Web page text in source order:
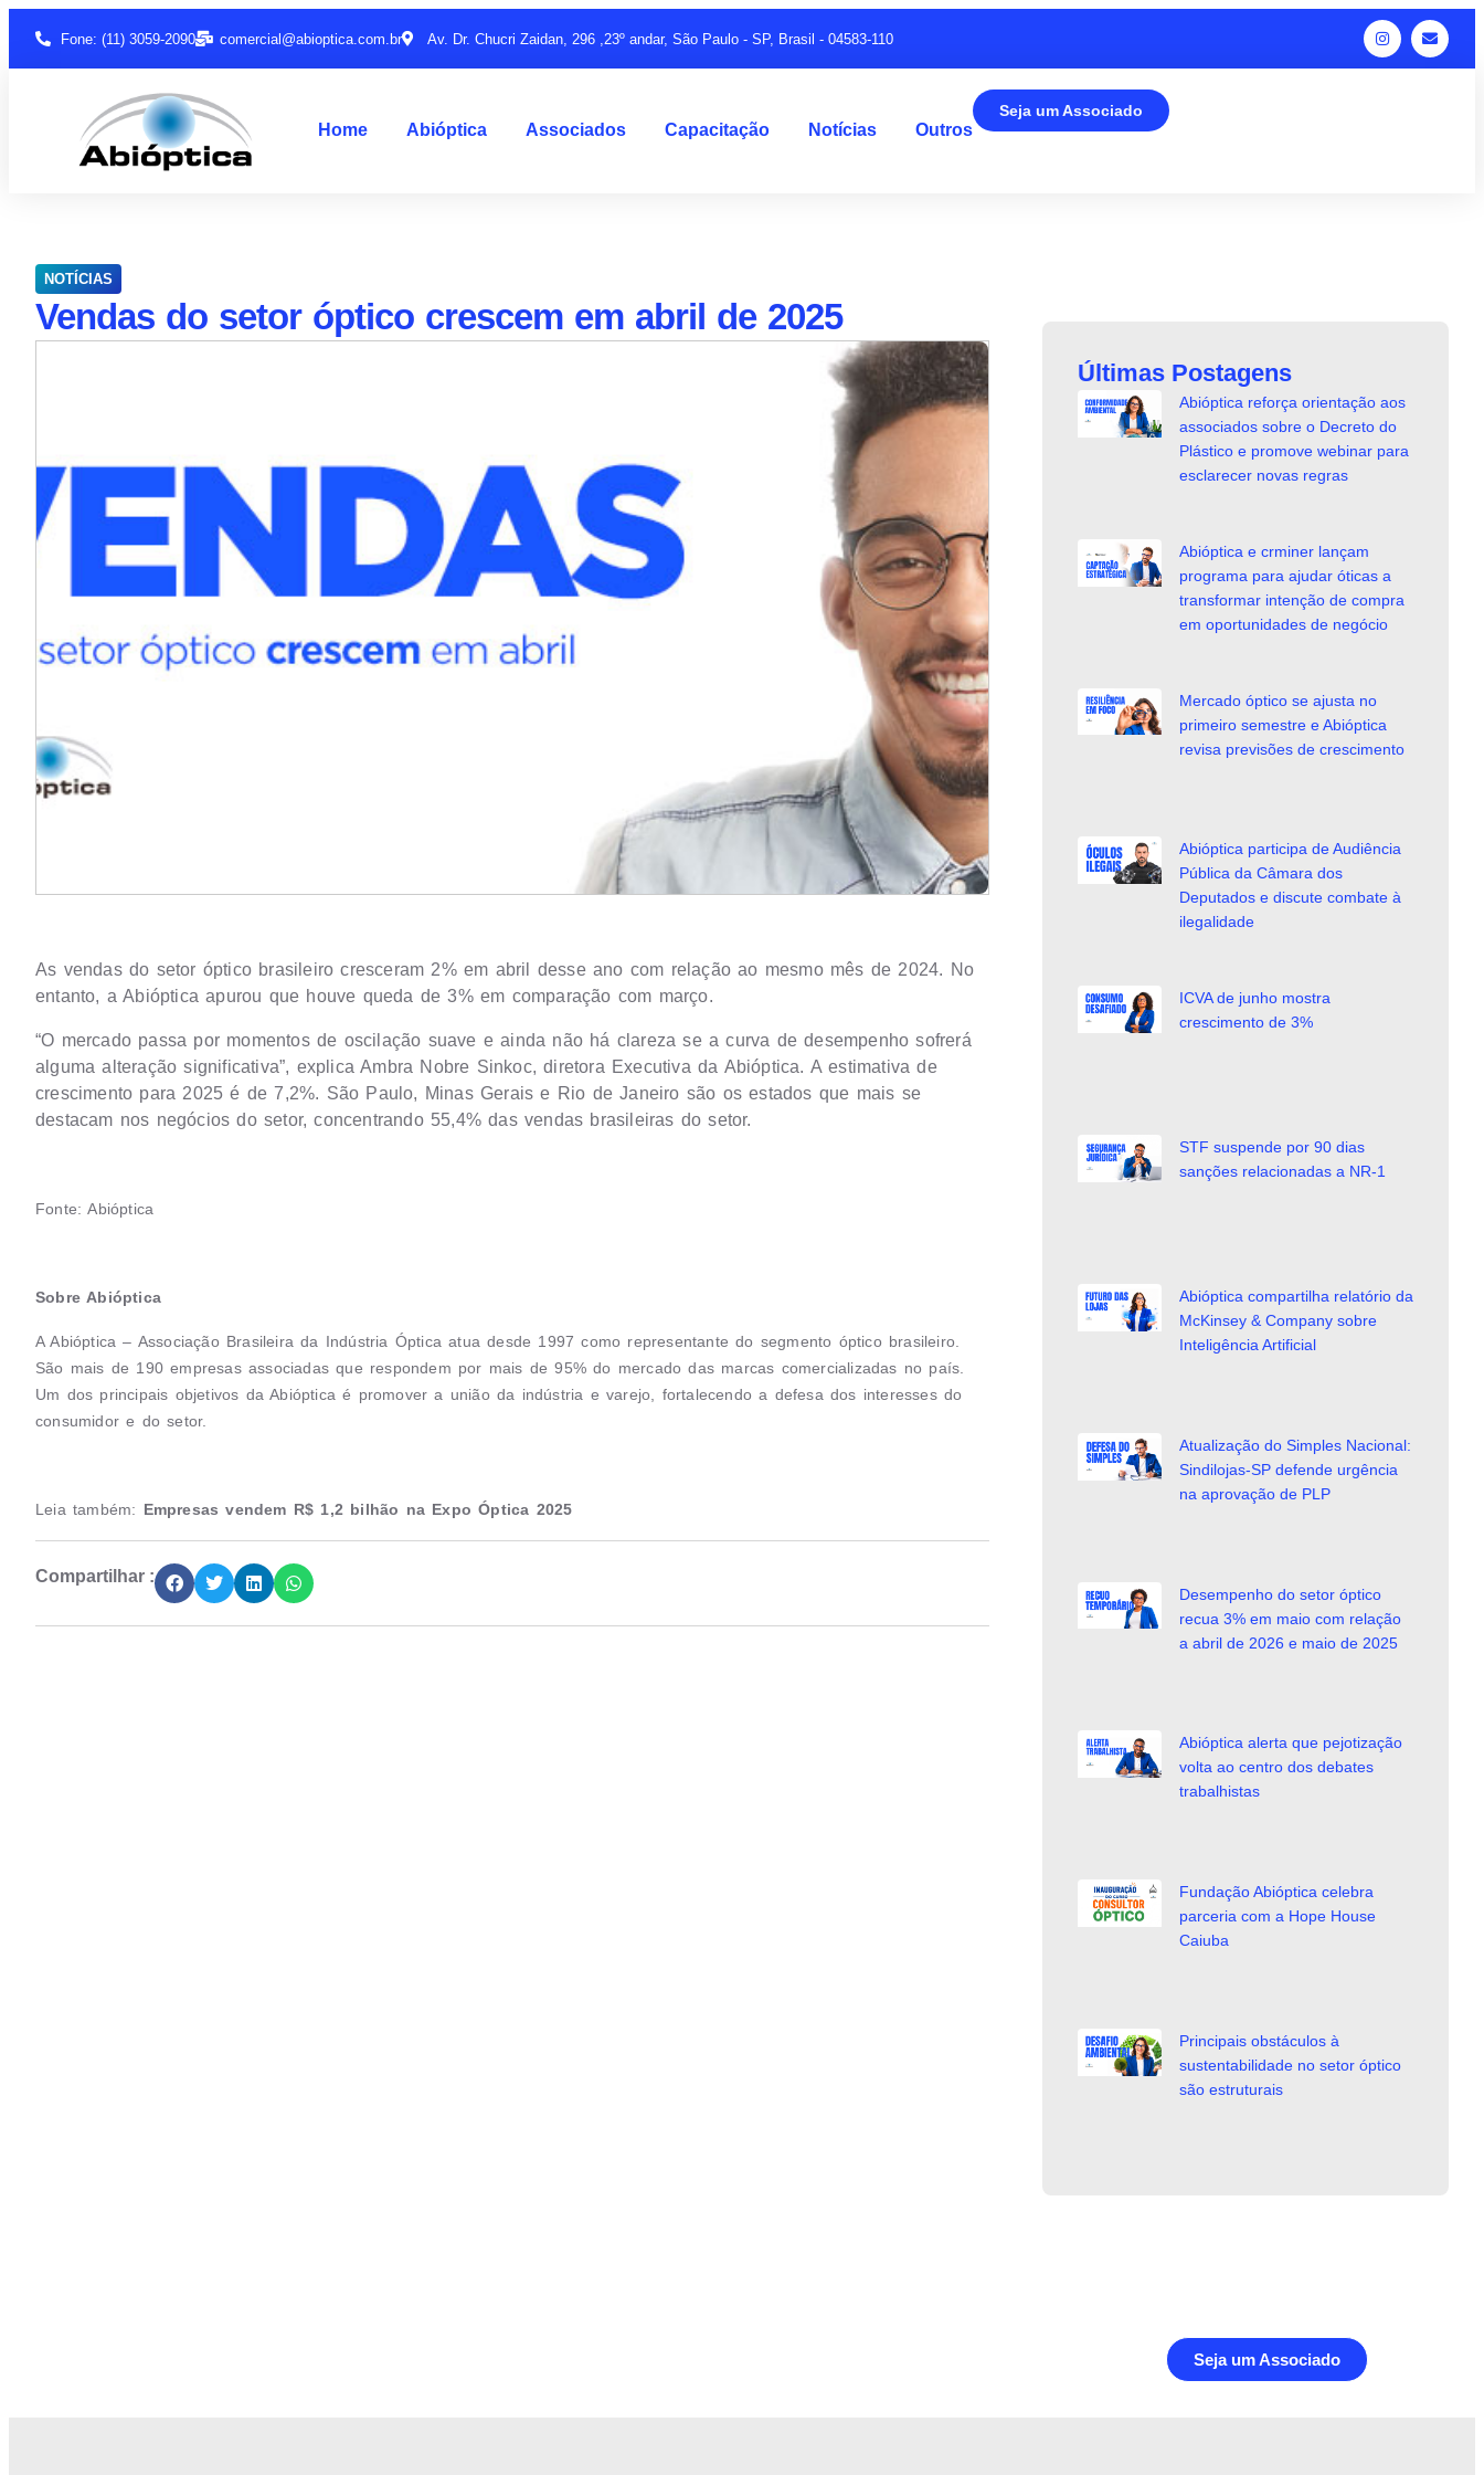
Fone: (11) 3059-2090 comercial@abioptica.com.br Av. Dr. Chucri Zaidan, 296 ,23º andar, São Paulo - SP, Brasil - 04583-110
Home Abióptica Associados Capacitação Notícias Outros
Seja um Associado
NOTÍCIAS
Vendas do setor óptico crescem em abril de 2025
As vendas do setor óptico brasileiro cresceram 2% em abril desse ano com relação ao mesmo mês de 2024. No
entanto, a Abióptica apurou que houve queda de 3% em comparação com março.
“O mercado passa por momentos de oscilação suave e ainda não há clareza se a curva de desempenho sofrerá
alguma alteração significativa”, explica Ambra Nobre Sinkoc, diretora Executiva da Abióptica. A estimativa de
crescimento para 2025 é de 7,2%. São Paulo, Minas Gerais e Rio de Janeiro são os estados que mais se
destacam nos negócios do setor, concentrando 55,4% das vendas brasileiras do setor.
Fonte: Abióptica
Sobre Abióptica
A Abióptica – Associação Brasileira da Indústria Óptica atua desde 1997 como representante do segmento óptico brasileiro.
São mais de 190 empresas associadas que respondem por mais de 95% do mercado das marcas comercializadas no país.
Um dos principais objetivos da Abióptica é promover a união da indústria e varejo, fortalecendo a defesa dos interesses do
consumidor e do setor.
Leia também: Empresas vendem R$ 1,2 bilhão na Expo Óptica 2025
Compartilhar :
Últimas Postagens
Abióptica reforça orientação aos
associados sobre o Decreto do
Plástico e promove webinar para
esclarecer novas regras
Abióptica e crminer lançam
programa para ajudar óticas a
transformar intenção de compra
em oportunidades de negócio
Mercado óptico se ajusta no
primeiro semestre e Abióptica
revisa previsões de crescimento
Abióptica participa de Audiência
Pública da Câmara dos
Deputados e discute combate à
ilegalidade
ICVA de junho mostra
crescimento de 3%
STF suspende por 90 dias
sanções relacionadas a NR-1
Abióptica compartilha relatório da
McKinsey & Company sobre
Inteligência Artificial
Atualização do Simples Nacional:
Sindilojas-SP defende urgência
na aprovação de PLP
Desempenho do setor óptico
recua 3% em maio com relação
a abril de 2026 e maio de 2025
Abióptica alerta que pejotização
volta ao centro dos debates
trabalhistas
Fundação Abióptica celebra
parceria com a Hope House
Caiuba
Principais obstáculos à
sustentabilidade no setor óptico
são estruturais
Seja um Associado